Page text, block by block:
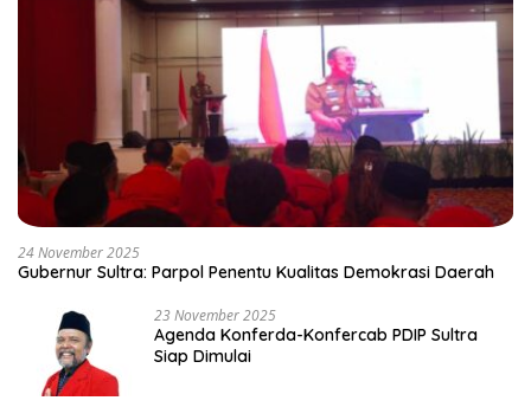
24 November 2025
Gubernur Sultra: Parpol Penentu Kualitas Demokrasi Daerah
23 November 2025
Agenda Konferda-Konfercab PDIP Sultra
Siap Dimulai